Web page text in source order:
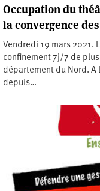
Occupation du
la convergence
Vendredi 19 mars 2021.
confinement 7j/7 de
département du Nord. A
depuis…